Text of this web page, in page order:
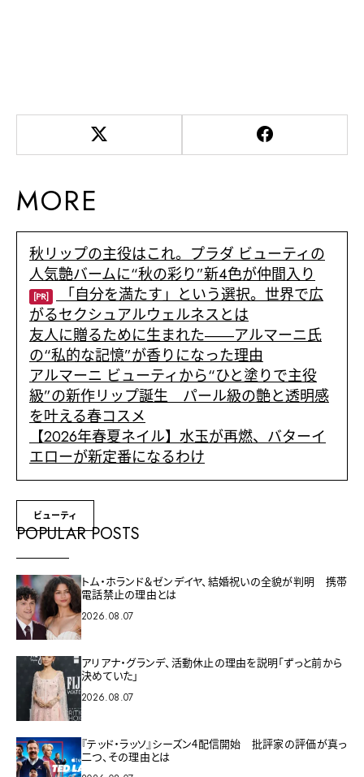
MORE
秋リップの主役はこれ。プラダ ビューティの
人気艶バームに“秋の彩り”新4色が仲間入り
[PR] 「自分を満たす」という選択。世界で広
がるセクシュアルウェルネスとは
友人に贈るために生まれた――アルマーニ氏
の“私的な記憶”が香りになった理由
アルマーニ ビューティから“ひと塗りで主役
級”の新作リップ誕生 パール級の艶と透明感
を叶える春コスメ
【2026年春夏ネイル】水玉が再燃、バターイ
エローが新定番になるわけ
ビューティ
POPULAR POSTS
トム・ホランド＆ゼンデイヤ、結婚祝いの全貌が判明 携帯
電話禁止の理由とは
2026.08.07
アリアナ・グランデ、活動休止の理由を説明「ずっと前から
決めていた」
2026.08.07
『テッド・ラッソ』シーズン4配信開始 批評家の評価が真っ
二つ、その理由とは